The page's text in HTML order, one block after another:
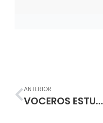
Prev
ANTERIOR
VOCEROS ESTUDIANTILES Y PERSONERIA AÑO ESCOLAR 2021 LIDERAZGO Y COMPROMISO EN MARCHA